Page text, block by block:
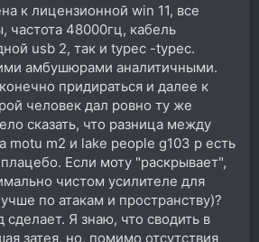
к лицензионной win 11, все
частота 48000гц, кабель
usb 2, так и typec -typec.
амбушюрами аналитичными.
придираться и далее к
человек дал ровно ту же
сказать, что разница между
motu m2 и lake people g103 p есть
Если моту "раскрывает",
чистом усилителе для
по атакам и пространству)?
Я знаю, что сводить в
затея, но, помимо отсутствия